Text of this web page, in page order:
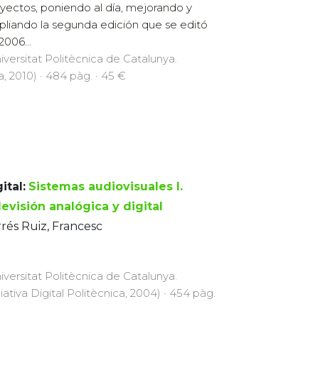
poniendo al día, mejorando y
la segunda edición que se editó
Politècnica de Catalunya.
2010) · 484 pàg. · 45 €
Sistemas audiovisuales I.
analógica y digital
Ruiz, Francesc
Politècnica de Catalunya.
Digital Politècnica, 2004) · 454 pàg.